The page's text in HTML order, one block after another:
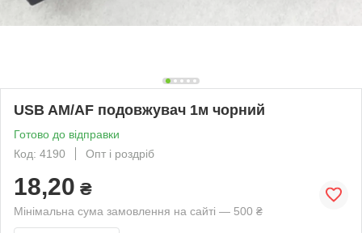
USB AM/AF подовжувач 1м чорний
Готово до відправки
Код: 4190
Опт і роздріб
18,20 ₴
Мінімальна сума замовлення на сайті — 500 ₴